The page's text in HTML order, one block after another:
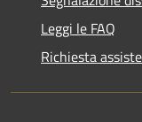
Leggi le FAQ
Richiesta